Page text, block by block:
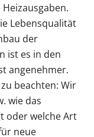
Lebensqualität
der
ist es in den
angenehmer.
beachten: Wir
wie das
oder welche Art
neue